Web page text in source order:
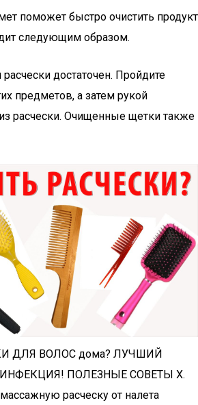
поможет быстро очистить продукт
следующим образом.
достаточен. Пройдите
предметов, а затем рукой
расчески. Очищенные щетки также
ДЛЯ ВОЛОС дома? ЛУЧШИЙ
ПОЛЕЗНЫЕ СОВЕТЫ Х.
расческу от налета